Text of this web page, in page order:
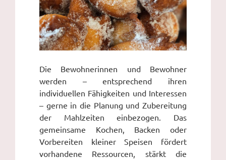
Die Bewohnerinnen und Bewohner
werden – entsprechend ihren
individuellen Fähigkeiten und Interessen
– gerne in die Planung und Zubereitung
der Mahlzeiten einbezogen. Das
gemeinsame Kochen, Backen oder
Vorbereiten kleiner Speisen fördert
vorhandene Ressourcen, stärkt die